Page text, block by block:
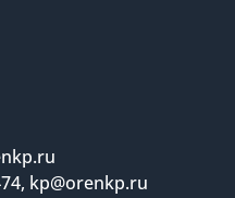
kp@orenkp.ru